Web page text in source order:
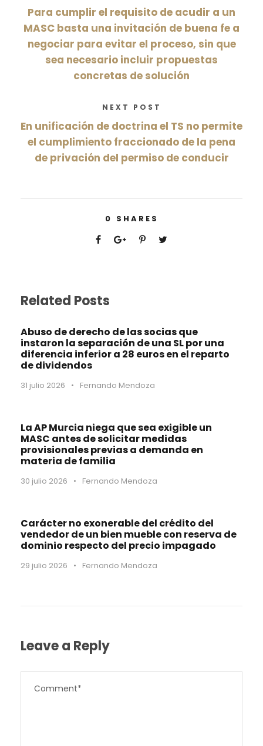
Para cumplir el requisito de acudir a un
MASC basta una invitación de buena fe a
negociar para evitar el proceso, sin que
sea necesario incluir propuestas
concretas de solución
NEXT POST
En unificación de doctrina el TS no permite
el cumplimiento fraccionado de la pena
de privación del permiso de conducir
0 SHARES
Related Posts
Abuso de derecho de las socias que
instaron la separación de una SL por una
diferencia inferior a 28 euros en el reparto
de dividendos
31 julio 2026 • Fernando Mendoza
La AP Murcia niega que sea exigible un
MASC antes de solicitar medidas
provisionales previas a demanda en
materia de familia
30 julio 2026 • Fernando Mendoza
Carácter no exonerable del crédito del
vendedor de un bien mueble con reserva de
dominio respecto del precio impagado
29 julio 2026 • Fernando Mendoza
Leave a Reply